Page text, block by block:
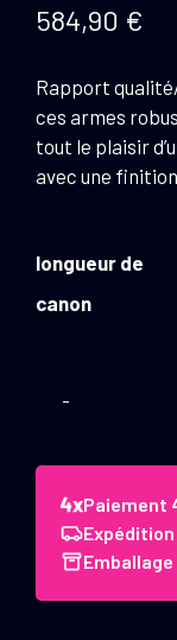
584,90 €
Rapport
ces armes
tout le plaisir
avec une
longueur de
canon
Paiement